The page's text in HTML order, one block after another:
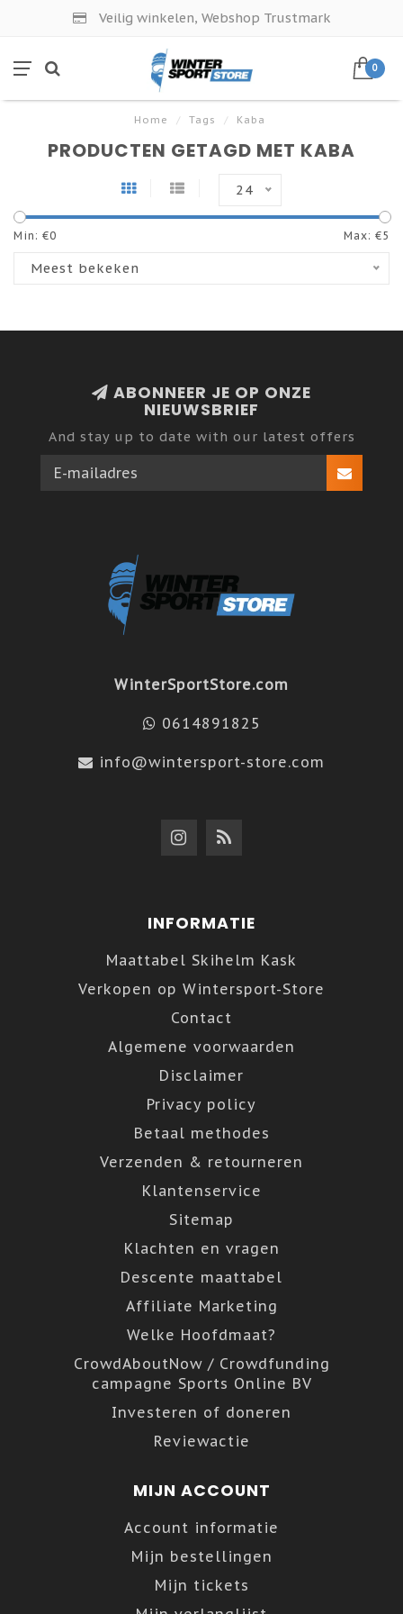
Veilig winkelen, Webshop Trustmark
0
Home / Tags / Kaba
PRODUCTEN GETAGD MET KABA
24
Min: €0 Max: €5
Meest bekeken
ABONNEER JE OP ONZE
NIEUWSBRIEF
And stay up to date with our latest offers
WinterSportStore.com
0614891825
info@wintersport-store.com
INFORMATIE
Maattabel Skihelm Kask
Verkopen op Wintersport-Store
Contact
Algemene voorwaarden
Disclaimer
Privacy policy
Betaal methodes
Verzenden & retourneren
Klantenservice
Sitemap
Klachten en vragen
Descente maattabel
Affiliate Marketing
Welke Hoofdmaat?
CrowdAboutNow / Crowdfunding
campagne Sports Online BV
Investeren of doneren
Reviewactie
MIJN ACCOUNT
Account informatie
Mijn bestellingen
Mijn tickets